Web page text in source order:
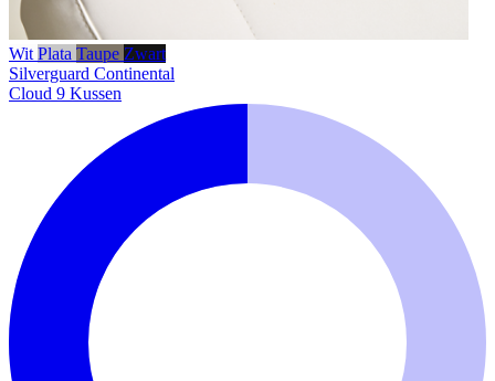
Wit Plata Taupe Zwart
Silverguard Continental
Cloud 9 Kussen